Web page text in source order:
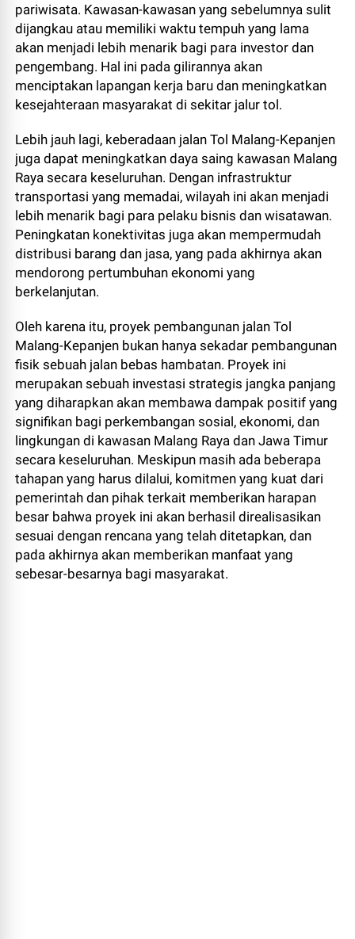
pariwisata. Kawasan-kawasan yang sebelumnya sulit
dijangkau atau memiliki waktu tempuh yang lama
akan menjadi lebih menarik bagi para investor dan
pengembang. Hal ini pada gilirannya akan
menciptakan lapangan kerja baru dan meningkatkan
kesejahteraan masyarakat di sekitar jalur tol.
Lebih jauh lagi, keberadaan jalan Tol Malang-Kepanjen
juga dapat meningkatkan daya saing kawasan Malang
Raya secara keseluruhan. Dengan infrastruktur
transportasi yang memadai, wilayah ini akan menjadi
lebih menarik bagi para pelaku bisnis dan wisatawan.
Peningkatan konektivitas juga akan mempermudah
distribusi barang dan jasa, yang pada akhirnya akan
mendorong pertumbuhan ekonomi yang
berkelanjutan.
Oleh karena itu, proyek pembangunan jalan Tol
Malang-Kepanjen bukan hanya sekadar pembangunan
fisik sebuah jalan bebas hambatan. Proyek ini
merupakan sebuah investasi strategis jangka panjang
yang diharapkan akan membawa dampak positif yang
signifikan bagi perkembangan sosial, ekonomi, dan
lingkungan di kawasan Malang Raya dan Jawa Timur
secara keseluruhan. Meskipun masih ada beberapa
tahapan yang harus dilalui, komitmen yang kuat dari
pemerintah dan pihak terkait memberikan harapan
besar bahwa proyek ini akan berhasil direalisasikan
sesuai dengan rencana yang telah ditetapkan, dan
pada akhirnya akan memberikan manfaat yang
sebesar-besarnya bagi masyarakat.